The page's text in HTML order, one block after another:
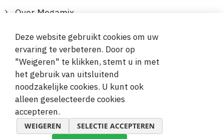
Over Megamix
Informatie
Klantenservice
Veilige en gemakkelijke betalingen
Deze website gebruikt cookies om uw
ervaring te verbeteren. Door op
"Weigeren" te klikken, stemt u in met
het gebruik van uitsluitend
noodzakelijke cookies. U kunt ook
alleen geselecteerde cookies
accepteren.
WEIGEREN SELECTIE ACCEPTEREN